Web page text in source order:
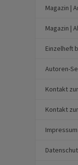
Magazin |
Magazin |
Einzelheft
Autoren-
Kontakt
Kontakt
Impressum